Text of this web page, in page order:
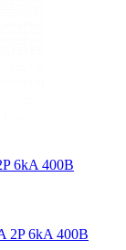
6kA 400В